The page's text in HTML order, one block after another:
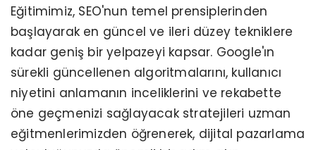
Eğitimimiz, SEO'nun temel prensiplerinden
başlayarak en güncel ve ileri düzey tekniklere
kadar geniş bir yelpazeyi kapsar. Google'ın
sürekli güncellenen algoritmalarını, kullanıcı
niyetini anlamanın inceliklerini ve rekabette
öne geçmenizi sağlayacak stratejileri uzman
eğitmenlerimizden öğrenerek, dijital pazarlama